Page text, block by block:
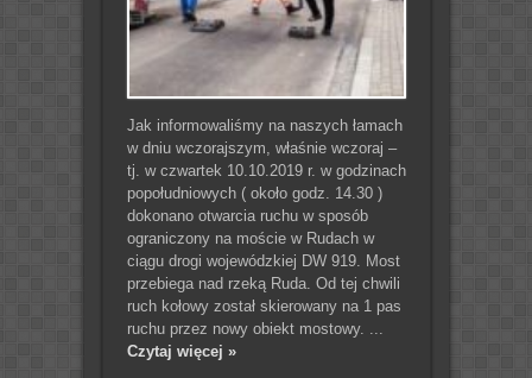
Jak informowaliśmy na naszych łamach
w dniu wczorajszym, właśnie wczoraj –
tj. w czwartek 10.10.2019 r. w godzinach
popołudniowych ( około godz. 14.30 )
dokonano otwarcia ruchu w sposób
ograniczony na moście w Rudach w
ciągu drogi wojewódzkiej DW 919. Most
przebiega nad rzeką Ruda. Od tej chwili
ruch kołowy został skierowany na 1 pas
ruchu przez nowy obiekt mostowy. ...
Czytaj więcej »